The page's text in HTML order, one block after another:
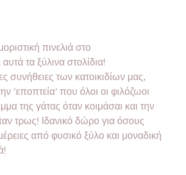
πινελιά στο
τα ξύλινα στολίδια!
συνήθειες των κατοικιδίων μας,
'εποπτεία' που όλοι οι φιλόζωοι
της γάτας όταν κοιμάσαι και την
τρως! Ιδανικό δώρο για όσους
από φυσικό ξύλο και μοναδική